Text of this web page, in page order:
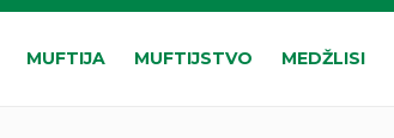
MUFTIJA MUFTIJSTVO MEDŽLISI